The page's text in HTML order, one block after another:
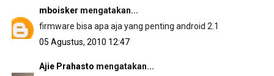
mboisker mengatakan...
firmware bisa apa aja yang penting android 2.1
05 Agustus, 2010 12:47
Ajie Prahasto mengatakan...